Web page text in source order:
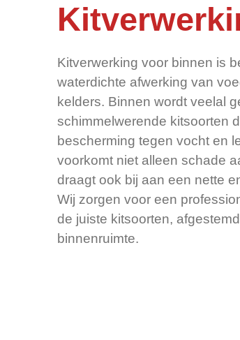
Kitverwerking voor binnen is
waterdichte afwerking van
kelders. Binnen wordt veelal
schimmelwerende kitsoorten
bescherming tegen vocht en
voorkomt niet alleen schade
draagt ook bij aan een nette
Wij zorgen voor een
de juiste kitsoorten,
binnenruimte.